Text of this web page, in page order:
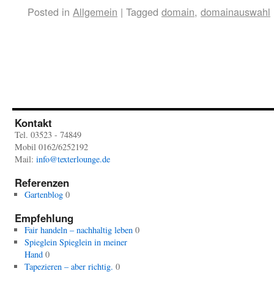
Posted in Allgemein | Tagged domain, domainauswahl
Kontakt
Tel. 03523 - 74849
Mobil 0162/6252192
Mail: info@texterlounge.de
Referenzen
Gartenblog0
Empfehlung
Fair handeln – nachhaltig leben0
Spieglein Spieglein in meiner
Hand0
Tapezieren – aber richtig. 0